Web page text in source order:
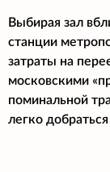
Выбирая зал
станции
затраты на
московскими
поминальной
легко